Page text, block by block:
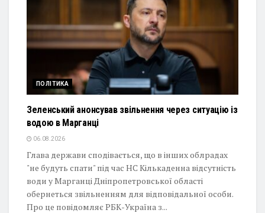
ПОЛІТИКА
Зеленський анонсував звільнення через ситуацію із
водою в Марганці
06.08.2026
Глава держави сподівається, що в інших облрадах
"не будуть спати" під час НС Кількаденна відсутність
води у Марганці Дніпропетровської області
обернеться звільненням для відповідальної особи.
Про це повідомляє РБК-Україна з...